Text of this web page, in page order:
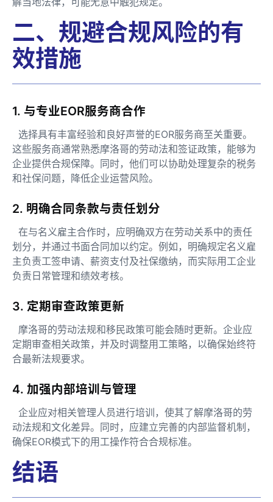
二、规避合规风险的有
效措施
1. 与专业EOR服务商合作
选择具有丰富经验和良好声誉的EOR服务商至关重要。
这些服务商通常熟悉摩洛哥的劳动法和签证政策，能够为
企业提供合规保障。同时，他们可以协助处理复杂的税务
和社保问题，降低企业运营风险。
2. 明确合同条款与责任划分
在与名义雇主合作时，应明确双方在劳动关系中的责任
划分，并通过书面合同加以约定。例如，明确规定名义雇
主负责工签申请、薪资支付及社保缴纳，而实际用工企业
负责日常管理和绩效考核。
3. 定期审查政策更新
摩洛哥的劳动法规和移民政策可能会随时更新。企业应
定期审查相关政策，并及时调整用工策略，以确保始终符
合最新法规要求。
4. 加强内部培训与管理
企业应对相关管理人员进行培训，使其了解摩洛哥的劳
动法规和文化差异。同时，应建立完善的内部监督机制，
确保EOR模式下的用工操作符合合规标准。
结语